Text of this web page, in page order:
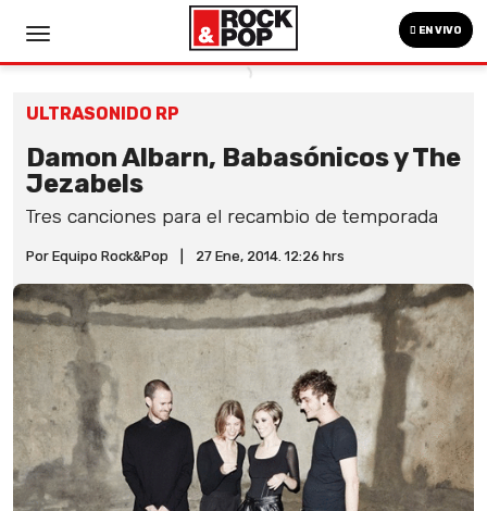
EN VIVO
ULTRASONIDO RP
Damon Albarn, Babasónicos y The
Jezabels
Tres canciones para el recambio de temporada
Por Equipo Rock&Pop 27 Ene, 2014. 12:26 hrs